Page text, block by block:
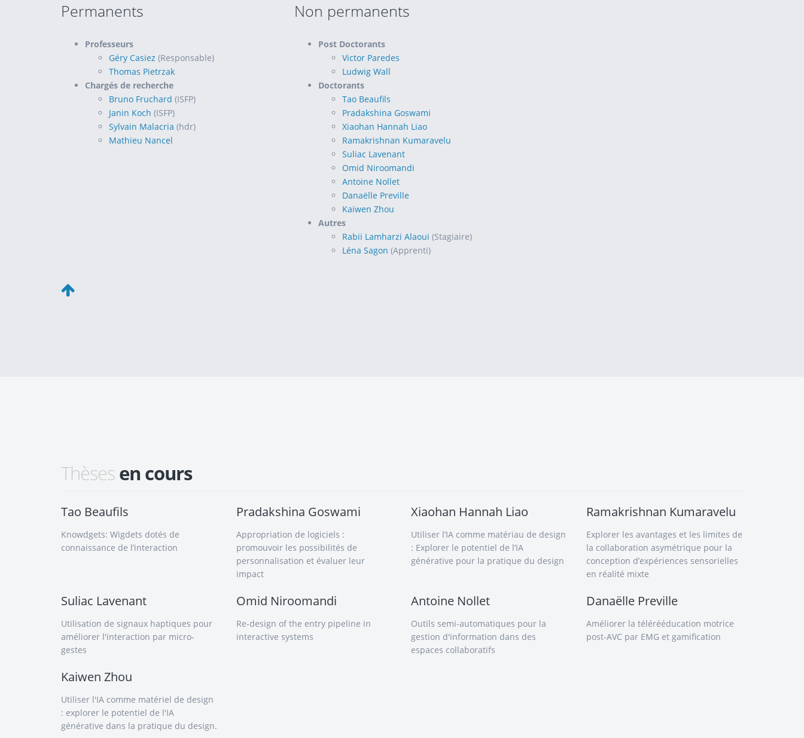
Permanents
Professeurs
Géry Casiez (Responsable)
Thomas Pietrzak
Chargés de recherche
Bruno Fruchard (ISFP)
Janin Koch (ISFP)
Sylvain Malacria (hdr)
Mathieu Nancel
Non permanents
Post Doctorants
Victor Paredes
Ludwig Wall
Doctorants
Tao Beaufils
Pradakshina Goswami
Xiaohan Hannah Liao
Ramakrishnan Kumaravelu
Suliac Lavenant
Omid Niroomandi
Antoine Nollet
Danaëlle Preville
Kaiwen Zhou
Autres
Rabii Lamharzi Alaoui (Stagiaire)
Léna Sagon (Apprenti)
Thèsesen cours
Tao Beaufils
Knowdgets: Wigdets dotés de
connaissance de l’interaction
Pradakshina Goswami
Appropriation de logiciels :
promouvoir les possibilités de
personnalisation et évaluer leur
impact
Xiaohan Hannah Liao
Utiliser l’IA comme matériau de design
: Explorer le potentiel de l’IA
générative pour la pratique du design
Ramakrishnan Kumaravelu
Explorer les avantages et les limites de
la collaboration asymétrique pour la
conception d’expériences sensorielles
en réalité mixte
Suliac Lavenant
Utilisation de signaux haptiques pour
améliorer l'interaction par micro-
gestes
Omid Niroomandi
Re-design of the entry pipeline in
interactive systems
Antoine Nollet
Outils semi-automatiques pour la
gestion d'information dans des
espaces collaboratifs
Danaëlle Preville
Améliorer la télérééducation motrice
post-AVC par EMG et gamification
Kaiwen Zhou
Utiliser l'IA comme matériel de design
: explorer le potentiel de l'IA
générative dans la pratique du design.